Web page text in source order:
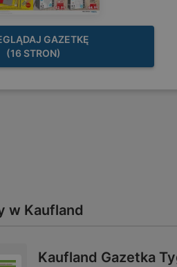
GAZETKĘ
(16 STRON)
w Kaufland
Kaufland Gazetka